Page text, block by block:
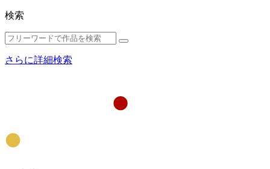
検索
さらに詳細検索